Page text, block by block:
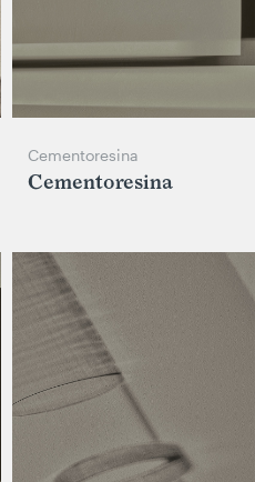
Cementoresina
Cementoresina